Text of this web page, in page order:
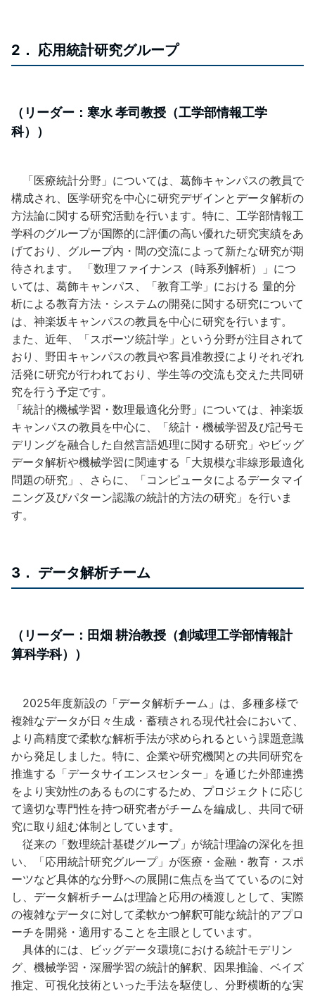
2． 応用統計研究グループ
（リーダー：寒水 孝司教授（工学部情報工学
科））
「医療統計分野」については、葛飾キャンパスの教員で
構成され、医学研究を中心に研究デザインとデータ解析の
方法論に関する研究活動を行います。特に、工学部情報工
学科のグループが国際的に評価の高い優れた研究実績をあ
げており、グループ内・間の交流によって新たな研究が期
待されます。 「数理ファイナンス（時系列解析）」につ
いては、葛飾キャンパス、「教育工学」における 量的分
析による教育方法・システムの開発に関する研究について
は、神楽坂キャンパスの教員を中心に研究を行います。
また、近年、「スポーツ統計学」という分野が注目されて
おり、野田キャンパスの教員や客員准教授によりそれぞれ
活発に研究が行われており、学生等の交流も交えた共同研
究を行う予定です。
「統計的機械学習・数理最適化分野」については、神楽坂
キャンパスの教員を中心に、「統計・機械学習及び記号モ
デリングを融合した自然言語処理に関する研究」やビッグ
データ解析や機械学習に関連する「大規模な非線形最適化
問題の研究」、さらに、「コンピュータによるデータマイ
ニング及びパターン認識の統計的方法の研究」を行いま
す。
3． データ解析チーム
（リーダー：田畑 耕治教授（創域理工学部情報計
算科学科））
2025年度新設の「データ解析チーム」は、多種多様で
複雑なデータが日々生成・蓄積される現代社会において、
より高精度で柔軟な解析手法が求められるという課題意識
から発足しました。特に、企業や研究機関との共同研究を
推進する「データサイエンスセンター」を通じた外部連携
をより実効性のあるものにするため、プロジェクトに応じ
て適切な専門性を持つ研究者がチームを編成し、共同で研
究に取り組む体制としています。
従来の「数理統計基礎グループ」が統計理論の深化を担
い、「応用統計研究グループ」が医療・金融・教育・スポ
ーツなど具体的な分野への展開に焦点を当てているのに対
し、データ解析チームは理論と応用の橋渡しとして、実際
の複雑なデータに対して柔軟かつ解釈可能な統計的アプロ
ーチを開発・適用することを主眼としています。
具体的には、ビッグデータ環境における統計モデリン
グ、機械学習・深層学習の統計的解釈、因果推論、ベイズ
推定、可視化技術といった手法を駆使し、分野横断的な実